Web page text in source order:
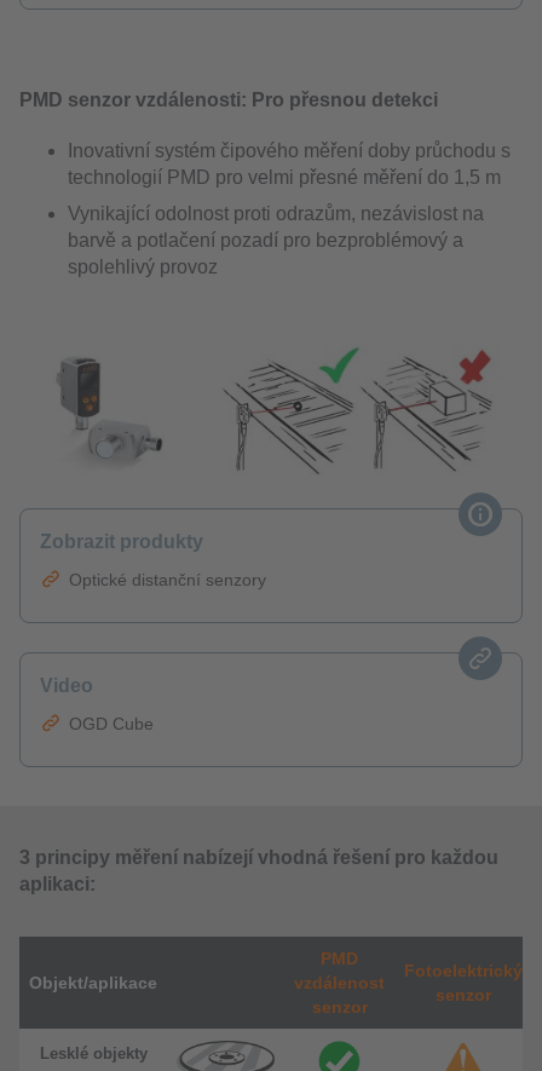
PMD senzor vzdálenosti: Pro přesnou detekci
Inovativní systém čipového měření doby průchodu s
technologií PMD pro velmi přesné měření do 1,5 m
Vynikající odolnost proti odrazům, nezávislost na
barvě a potlačení pozadí pro bezproblémový a
spolehlivý provoz
Zobrazit produkty
Optické distanční senzory
Video
OGD Cube
3 principy měření nabízejí vhodná řešení pro každou
aplikaci:
Objekt/aplikace
PMD
vzdálenost
senzor
Fotoelektrický
senzor
Lesklé objekty